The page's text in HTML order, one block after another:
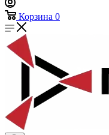
Корзина 0